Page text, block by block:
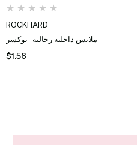
★ ★ ★ ★ ★
ROCKHARD
ملابس داخلية رجالية - بوكسر
$1.56